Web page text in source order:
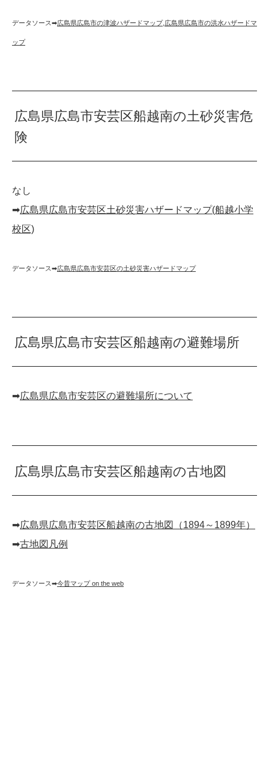
データソース➡︎広島県広島市の津波ハザードマップ, 広島県広島市の洪水ハザードマ
ップ
広島県広島市安芸区船越南の土砂災害危
険
なし
➡︎広島県広島市安芸区土砂災害ハザードマップ(船越小学
校区)
データソース➡︎広島県広島市安芸区の土砂災害ハザードマップ
広島県広島市安芸区船越南の避難場所
➡︎広島県広島市安芸区の避難場所について
広島県広島市安芸区船越南の古地図
➡︎広島県広島市安芸区船越南の古地図（1894～1899年）
➡︎古地図凡例
データソース➡︎今昔マップ on the web